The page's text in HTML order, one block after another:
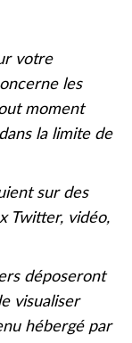
votre
les
moment
la limite de
sur des
Twitter, vidéo,
déposeront
visualiser
hébergé par